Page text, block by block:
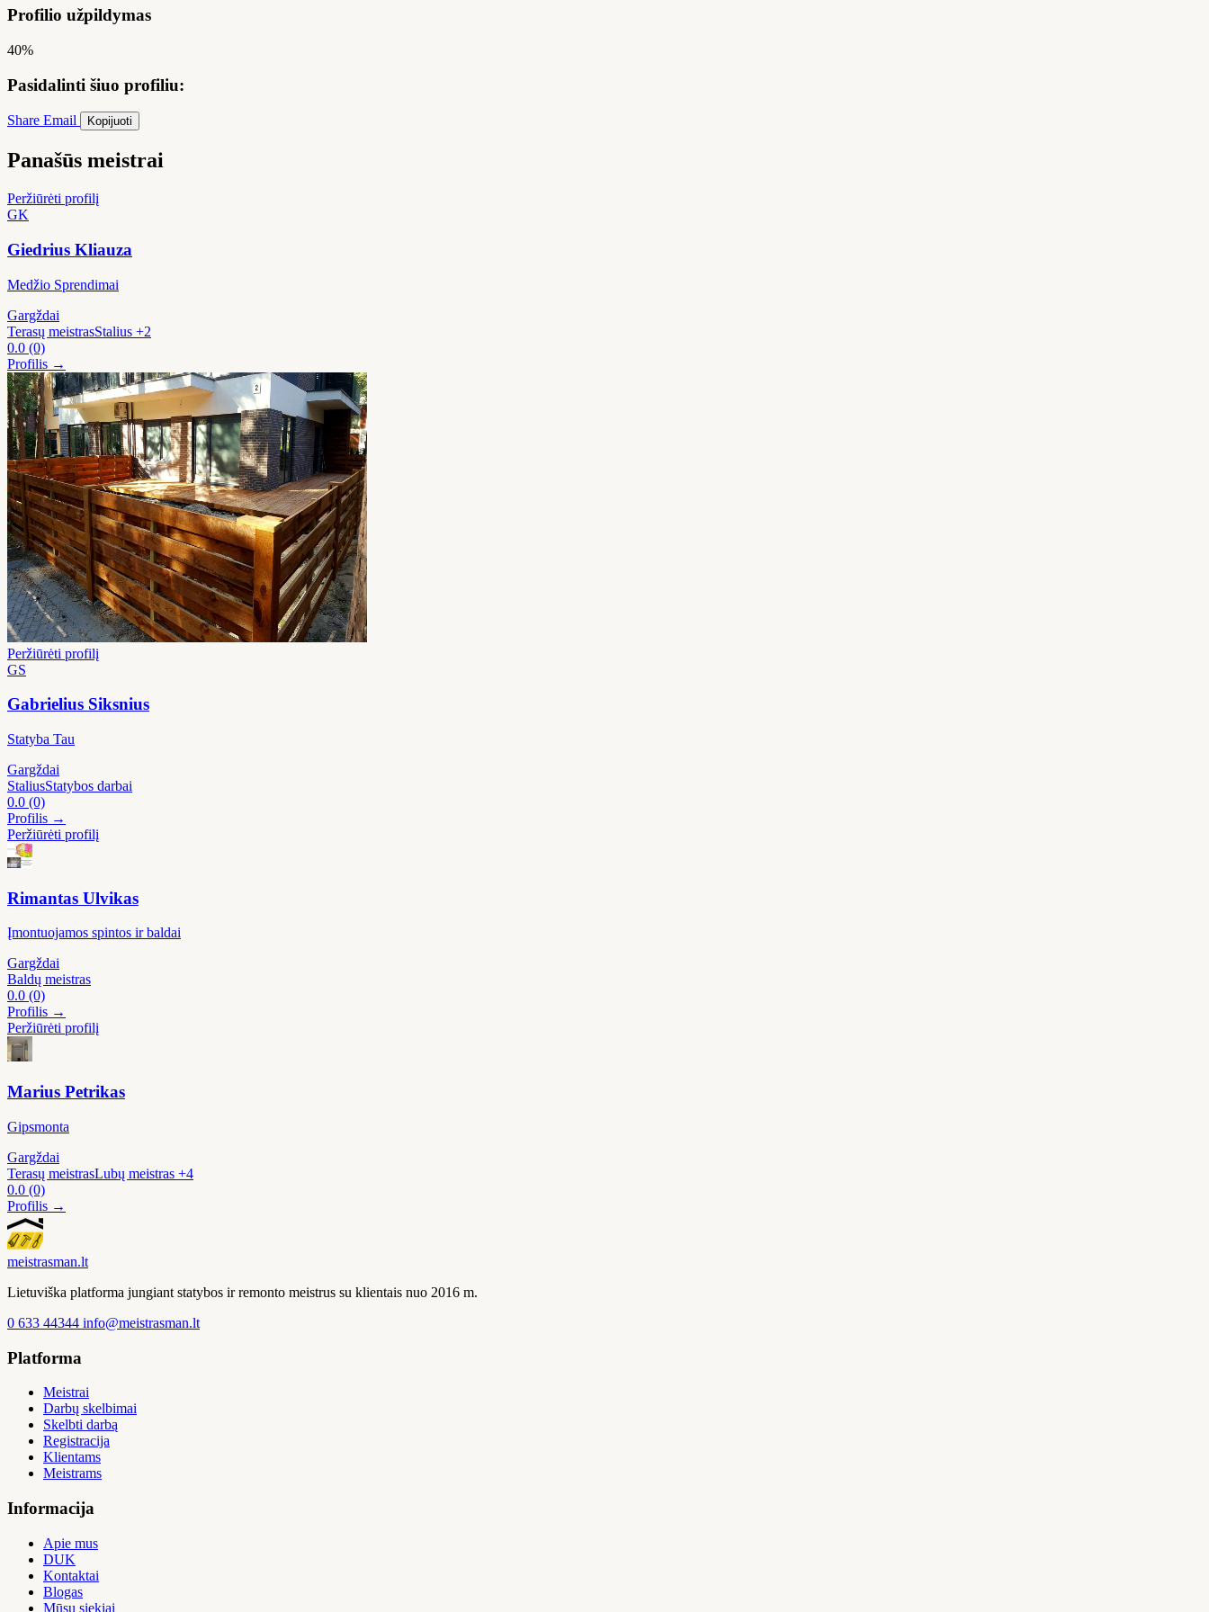
Profilio užpildymas
40%
Pasidalinti šiuo profiliu:
Share Email Kopijuoti
Panašūs meistrai
Peržiūrėti profilį
GK
Giedrius Kliauza
Medžio Sprendimai
Gargždai
Terasų meistrasStalius +2
0.0 (0)
Profilis →
Peržiūrėti profilį
GS
Gabrielius Siksnius
Statyba Tau
Gargždai
StaliusStatybos darbai
0.0 (0)
Profilis →
Peržiūrėti profilį
Rimantas Ulvikas
Įmontuojamos spintos ir baldai
Gargždai
Baldų meistras
0.0 (0)
Profilis →
Peržiūrėti profilį
Marius Petrikas
Gipsmonta
Gargždai
Terasų meistrasLubų meistras +4
0.0 (0)
Profilis →
meistrasman.lt
Lietuviška platforma jungiant statybos ir remonto meistrus su klientais nuo 2016 m.
0 633 44344 info@meistrasman.lt
Platforma
Meistrai
Darbų skelbimai
Skelbti darbą
Registracija
Klientams
Meistrams
Informacija
Apie mus
DUK
Kontaktai
Blogas
Mūsų siekiai